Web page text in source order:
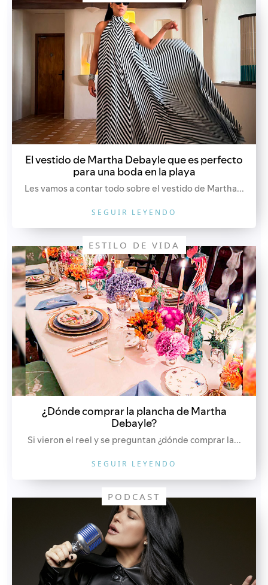
El vestido de Martha Debayle que es perfecto
para una boda en la playa
Les vamos a contar todo sobre el vestido de Martha...
SEGUIR LEYENDO
ESTILO DE VIDA
¿Dónde comprar la plancha de Martha
Debayle?
Si vieron el reel y se preguntan ¿dónde comprar la...
SEGUIR LEYENDO
PODCAST